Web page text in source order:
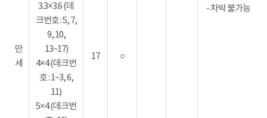
- 차박 불가능
만
세
3.3×3.6 (데
크번호 : 5, 7,
9, 10,
13~17)
4×4 (데크번
호 : 1~3, 6,
11)
5×4 (데크번
17 ○